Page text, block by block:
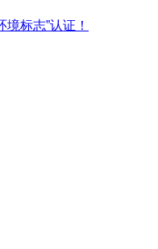
标志”认证！